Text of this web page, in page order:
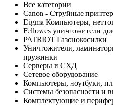
Все категории
Canon - Струйные
Digma Компьютеры,
Fellowes уничтожители
PATRIOT Газонокосилки
Уничтожители,
пружинки
Серверы и СХД
Сетевое оборудование
Компьютеры, ноутбуки,
Системы безопасности и
Комплектующие и